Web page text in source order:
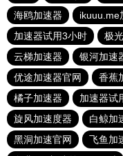
海鸥加速器
ikuuu.me
加速器试用3小时
极
云梯加速器
银河加速
优途加速器官网
香蕉
橘子加速器
加速器试
旋风加速度器
白鲸加
黑洞加速官网
飞鱼加